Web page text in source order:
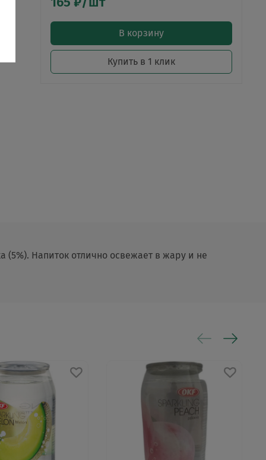
В корзину
Купить в 1 клик
Напиток отлично освежает в жару и не